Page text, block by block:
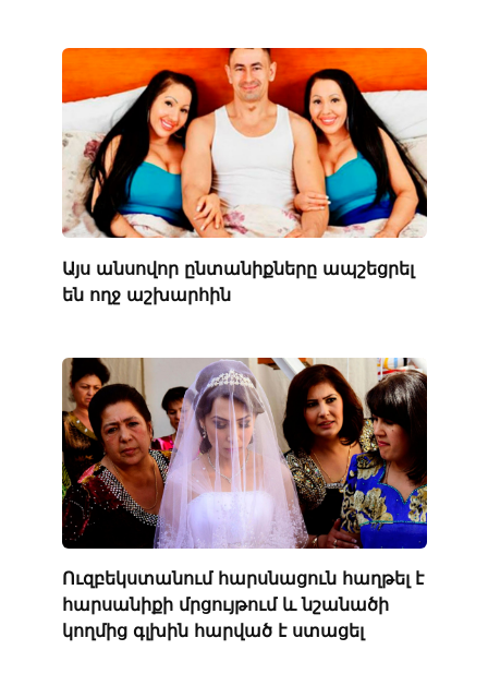
Այս անսովոր ընտանիքները ապշեցրել
են ողջ աշխարհին
Ուզբեկստանում հարսնացուն հաղթել է
հարսանիքի մրցույթում և նշանածի
կողմից գլխին հարված է ստացել